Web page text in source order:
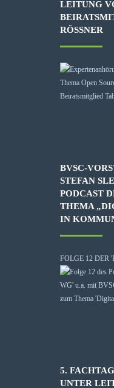
LEITUNG
RÖSSNER
BVSC-
STEFAN
PODCAST
THEMA
IN
FOLGE 12 DER
5.
UNTER